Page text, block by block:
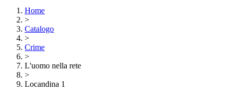
Home
>
Catalogo
>
Crime
>
L'uomo nella rete
>
Locandina 1